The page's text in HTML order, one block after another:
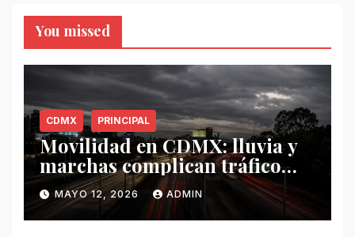
You missed
CDMX PRINCIPAL
Movilidad en CDMX: lluvia y
marchas complican tráfico
este 12 de mayo
MAYO 12, 2026 ADMIN